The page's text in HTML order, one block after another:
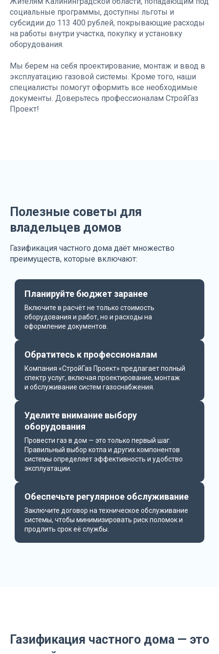
социальные программы, доступны льготы и
субсидии до 113 400 рублей, покрывающие расходы
на работы внутри участка, покупку и установку
оборудования.
Мы берем на себя проектирование, монтаж и ввод в
эксплуатацию газовой системы. Кроме того, наши
специалисты помогут оформить все необходимые
документы. Доверьтесь профессионалам СтройГаз
Проект!
Полезные советы для
владельцев домов
Газификация частного дома даёт множество
преимуществ, которые включают:
Планируйте бюджет заранее
Включите в расчёт не только стоимость
оборудования и работ, но и расходы на
оформление документов.
Обратитесь к профессионалам
Компания «СтройГаз Проект» предлагает полный
спектр услуг, включая проектирование, монтаж
и обслуживание систем газоснабжения.
Уделите внимание выбору
оборудования
Провести газ в дом — это только первый шаг.
Правильный выбор котла и других компонентов
системы определяет эффективность и удобство
эксплуатации.
Обеспечьте регулярное обслуживание
Заключите договор на техническое обслуживание
системы, чтобы минимизировать риск поломок и
продлить срок её службы.
Газификация частного дома — это